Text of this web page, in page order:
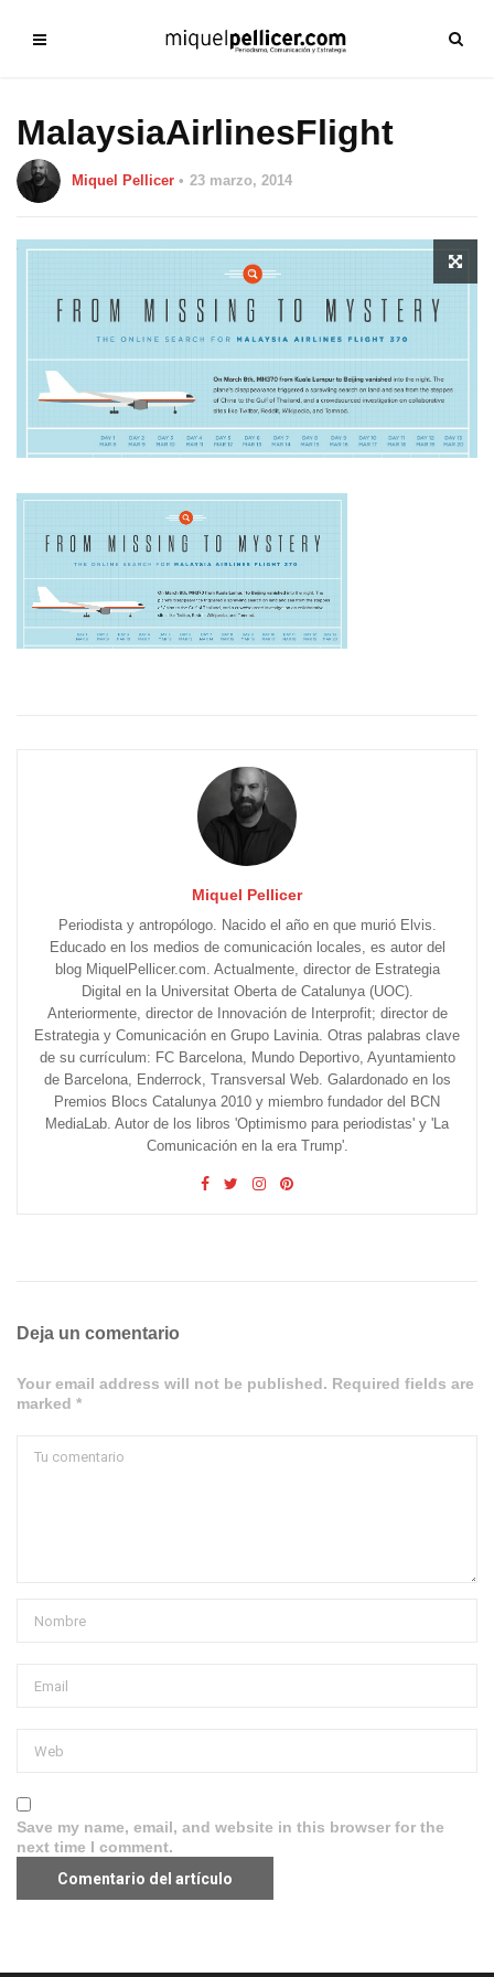
MalaysiaAirlinesFlight
Miquel Pellicer 23 marzo, 2014
Miquel Pellicer
Periodista y antropólogo. Nacido el año en que murió Elvis.
Educado en los medios de comunicación locales, es autor del
blog MiquelPellicer.com. Actualmente, director de Estrategia
Digital en la Universitat Oberta de Catalunya (UOC).
Anteriormente, director de Innovación de Interprofit; director de
Estrategia y Comunicación en Grupo Lavinia. Otras palabras clave
de su currículum: FC Barcelona, Mundo Deportivo, Ayuntamiento
de Barcelona, Enderrock, Transversal Web. Galardonado en los
Premios Blocs Catalunya 2010 y miembro fundador del BCN
MediaLab. Autor de los libros 'Optimismo para periodistas' y 'La
Comunicación en la era Trump'.
Deja un comentario
Your email address will not be published. Required fields are
marked *
Save my name, email, and website in this browser for the
next time I comment.